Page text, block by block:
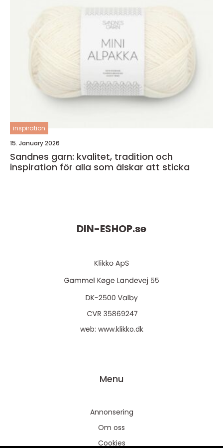
inspiration
15. January 2026
Sandnes garn: kvalitet, tradition och
inspiration för alla som älskar att sticka
DIN-ESHOP.se
web: www.klikko.dk
Menu
Annonsering
Om oss
Cookies